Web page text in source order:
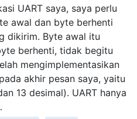
UART saya, saya perlu
awal dan byte berhenti
dikirim. Byte awal itu
berhenti, tidak begitu
mengimplementasikan
akhir pesan saya, yaitu
13 desimal). UART hanya